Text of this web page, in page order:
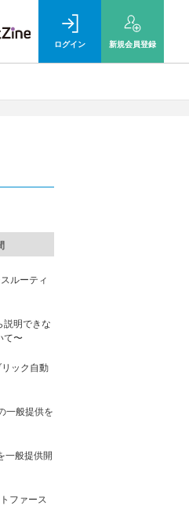
ログイン 新規会員登録
ルーティ
明できな
て〜
ック自動
一般提供を
一般提供開
ファース